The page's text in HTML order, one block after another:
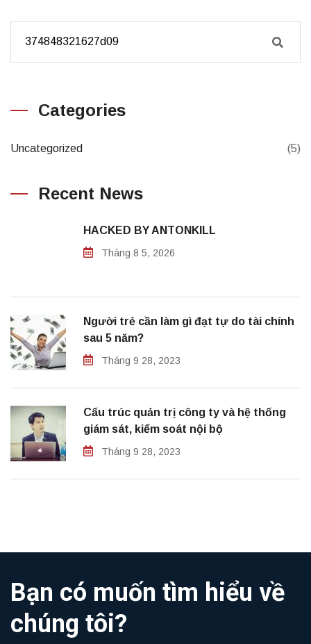
Categories
Uncategorized (5)
Recent News
HACKED BY ANTONKILL
Tháng 8 5, 2026
Người trẻ cần làm gì đạt tự do tài chính
sau 5 năm?
Tháng 9 28, 2023
Cấu trúc quản trị công ty và hệ thống
giám sát, kiểm soát nội bộ
Tháng 9 28, 2023
Bạn có muốn tìm hiểu về
chúng tôi?